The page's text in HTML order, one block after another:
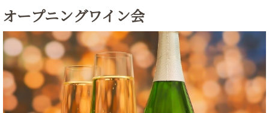
オープニングワイン会